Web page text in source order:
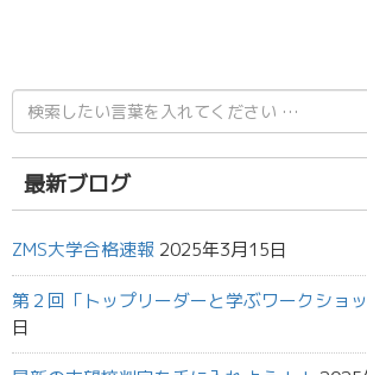
検
索
結
果:
最新ブログ
ZMS大学合格速報 2025年3月15日
第２回「トップリーダーと学ぶワークショッ
日